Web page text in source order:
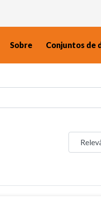
Sobre Conjuntos de